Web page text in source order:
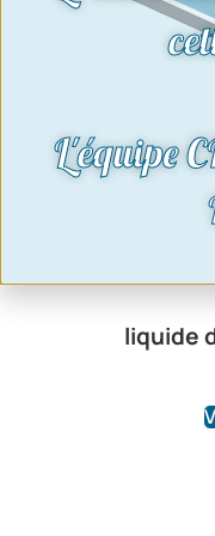
liquide
L'équipe